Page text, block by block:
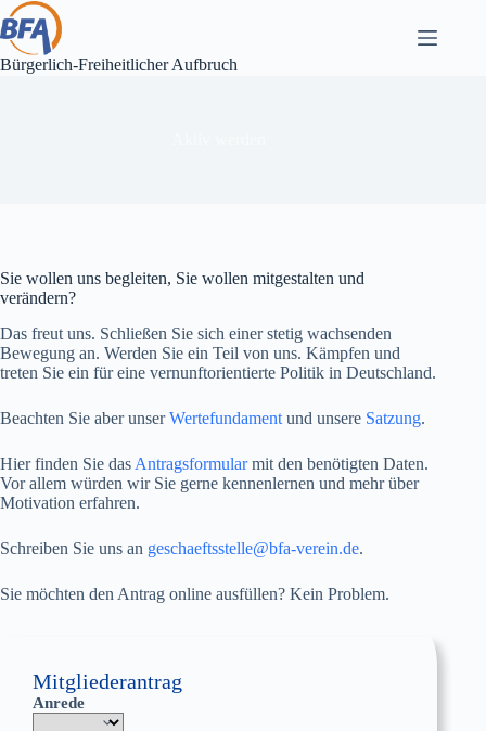
Zum
Inhalt
springen
Bürgerlich-Freiheitlicher Aufbruch
Sie wollen uns begleiten, Sie wollen mitgestalten und
verändern?
Das freut uns. Schließen Sie sich einer stetig wachsenden
Bewegung an. Werden Sie ein Teil von uns. Kämpfen und
treten Sie ein für eine vernunftorientierte Politik in Deutschland.​
Beachten Sie aber unserWertefundament und unsere Satzung.​
Hier finden Sie das Antragsformularmit den benötigten Daten.
Vor allem würden wir Sie gerne kennenlernen und mehr über
Motivation erfahren.
Schreiben Sie uns an geschaeftsstelle@bfa-verein.de.
Sie möchten den Antrag online ausfüllen? Kein Problem.
Mitgliederantrag
Anrede